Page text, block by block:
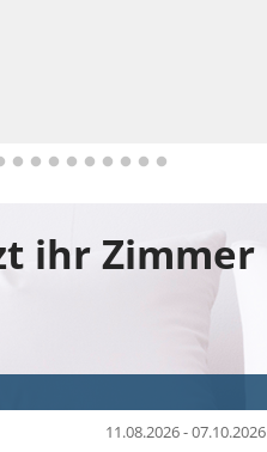
ihr
11.08.2026 - 07.10.2026